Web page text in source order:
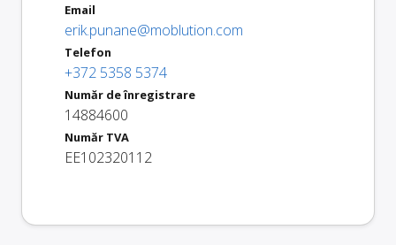
Email
erik.punane@moblution.com
Telefon
+372 5358 5374
Număr de înregistrare
14884600
Număr TVA
EE102320112